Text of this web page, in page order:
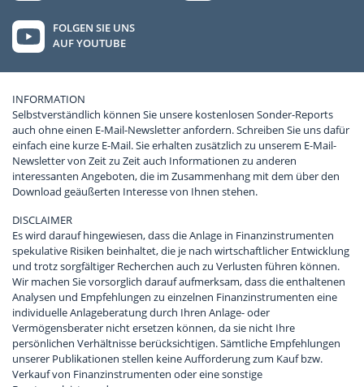
FOLGEN SIE UNS
AUF YOUTUBE
INFORMATION
Selbstverständlich können Sie unsere kostenlosen Sonder-Reports
auch ohne einen E-Mail-Newsletter anfordern. Schreiben Sie uns dafür
einfach eine kurze E-Mail. Sie erhalten zusätzlich zu unserem E-Mail-
Newsletter von Zeit zu Zeit auch Informationen zu anderen
interessanten Angeboten, die im Zusammenhang mit dem über den
Download geäußerten Interesse von Ihnen stehen.
DISCLAIMER
Es wird darauf hingewiesen, dass die Anlage in Finanzinstrumenten
spekulative Risiken beinhaltet, die je nach wirtschaftlicher Entwicklung
und trotz sorgfältiger Recherchen auch zu Verlusten führen können.
Wir machen Sie vorsorglich darauf aufmerksam, dass die enthaltenen
Analysen und Empfehlungen zu einzelnen Finanzinstrumenten eine
individuelle Anlageberatung durch Ihren Anlage- oder
Vermögensberater nicht ersetzen können, da sie nicht Ihre
persönlichen Verhältnisse berücksichtigen. Sämtliche Empfehlungen
unserer Publikationen stellen keine Aufforderung zum Kauf bzw.
Verkauf von Finanzinstrumenten oder eine sonstige